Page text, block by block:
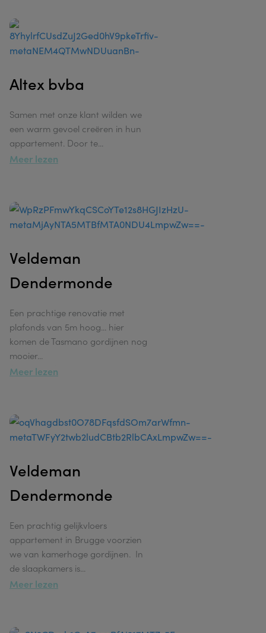
Rolgordijnen
Duo-roll
Overgordijnen
Honeycell
Slaapkamer
Badkamer
Bureau
Isolerend
Verduisterend
Childsafe
Automatisatie
Altex bvba
Samen met onze klant wilden we
een warm gevoel creëren in hun
appartement. Door te
Meer lezen
Veldeman
Dendermonde
Een prachtige renovatie met
plafonds van 5m hoog... hier
komen de Tasmano gordijnen nog
mooier
Meer lezen
Veldeman
Dendermonde
Een prachtig gelijkvloers
appartement in Brugge voorzien
we van kamerhoge gordijnen. In
de slaapkamers is
Meer lezen